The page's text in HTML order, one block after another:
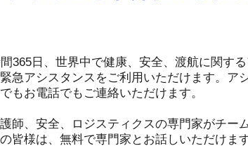
365日、世界中で健康、安全、渡航に関す
急アシスタンスをご利用いただけます。ア
もお電話でもご連絡いただけます。
師、安全、ロジスティクスの専門家がチー
皆様は、無料で専門家とお話しいただけます